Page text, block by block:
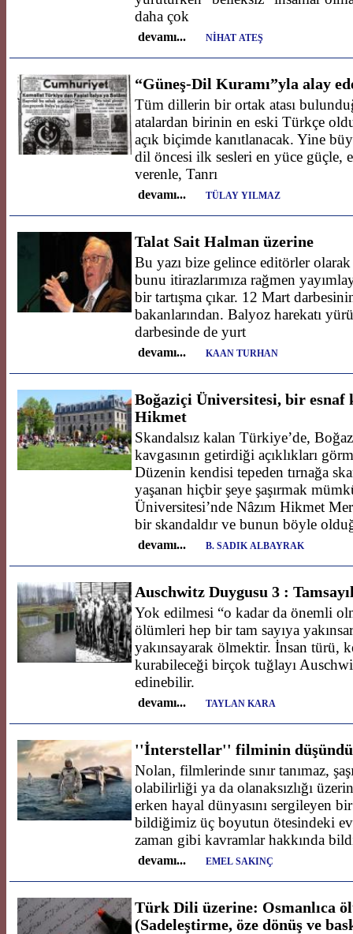
daha çok
devamı... NİHAT ATEŞ
“Güneş-Dil Kuramı”yla alay
Tüm dillerin bir ortak atası
atalardan birinin en eski Türkçe
açık biçimde kanıtlanacak. Yine
dil öncesi ilk sesleri en yüce güçle,
verenle, Tanrı
devamı... TÜLAY YILMAZ
Talat Sait Halman üzerine
Bu yazı bize gelince editörler
bunu itirazlarımıza rağmen
bir tartışma çıkar. 12 Mart
bakanlarından. Balyoz harekatı
darbesinde de yurt
devamı... KAAN TURHAN
Boğaziçi Üniversitesi, bir esnaf
Hikmet
Skandalsız kalan Türkiye’de,
kavgasının getirdiği açıklıkları
Düzenin kendisi tepeden tırnağa
yaşanan hiçbir şeye şaşırmak
Üniversitesi’nde Nâzım Hikmet
bir skandaldır ve bunun böyle
devamı... B. SADIK ALBAYRAK
Auschwitz Duygusu 3 :
Yok edilmesi “o kadar da önemli
ölümleri hep bir tam sayıya
yakınsayarak ölmektir. İnsan türü,
kurabileceği birçok tuğlayı
edinebilir.
devamı... TAYLAN KARA
''İnterstellar'' filminin
Nolan, filmlerinde sınır tanımaz,
olabilirliği ya da olanaksızlığı
erken hayal dünyasını sergileyen
bildiğimiz üç boyutun ötesindeki
zaman gibi kavramlar hakkında
devamı... EMEL SAKINÇ
Türk Dili üzerine: Osmanlıca
(Sadeleştirme, öze dönüş ve